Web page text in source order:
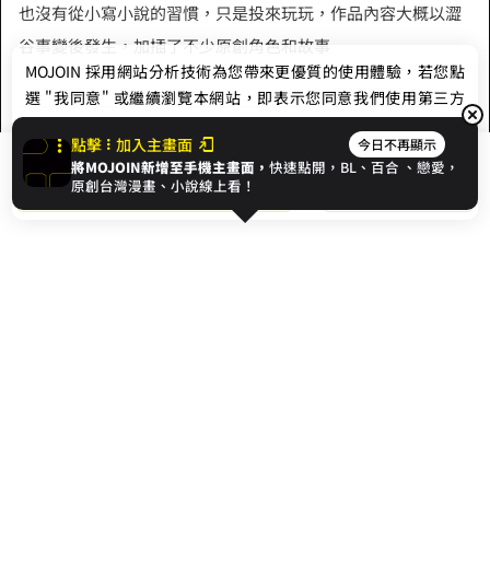
開始閱讀
也沒有從小寫小說的習慣，只是投來玩玩，作品內容大概以澀
谷事變後發生，加插了不少原創角色和故事
作者
晚安梅露艾姆
點擊 加入主畫面 今日不再顯示
將MOJOIN新增至手機主畫面，快速點開，BL、百合 、戀愛，
原創台灣漫畫、小說線上看！
MOJOIN 採用網站分析技術為您帶來更優質的使用體驗，若您點
選 "我同意" 或繼續瀏覽本網站，即表示您同意我們使用第三方
Cookie，欲瞭解更多資訊請見隱私權政策。
我同意